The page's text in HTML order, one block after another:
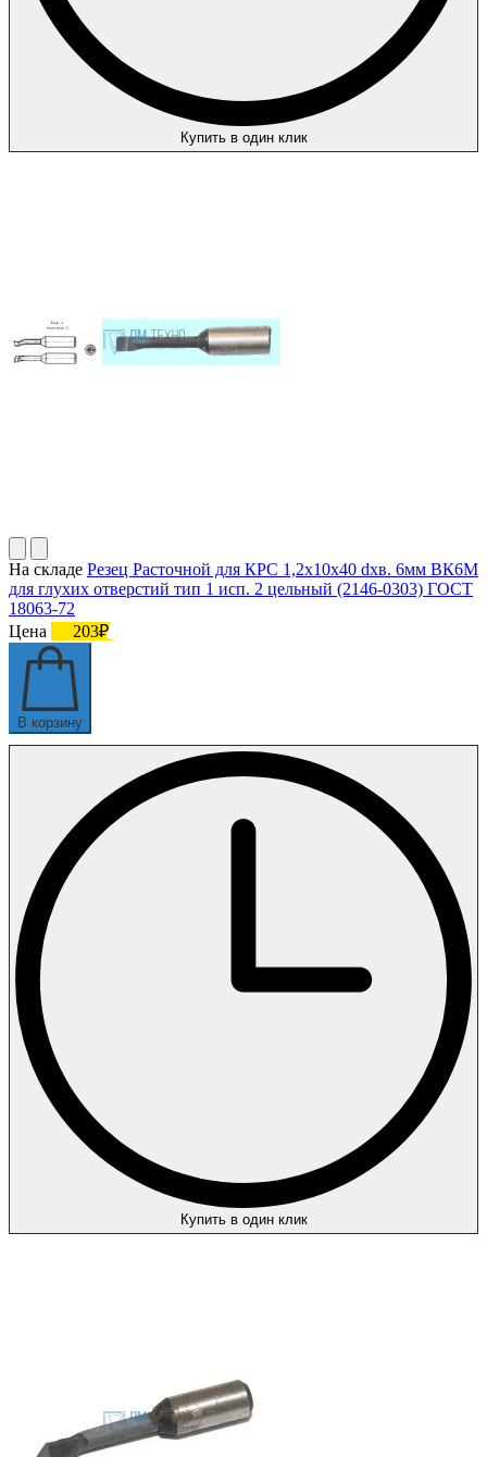
Купить в один клик
На складе Резец Расточной для КРС 1,2х10х40 dхв. 6мм ВК6М
для глухих отверстий тип 1 исп. 2 цельный (2146-0303) ГОСТ
18063-72
Цена
203₽
В корзину
Купить в один клик